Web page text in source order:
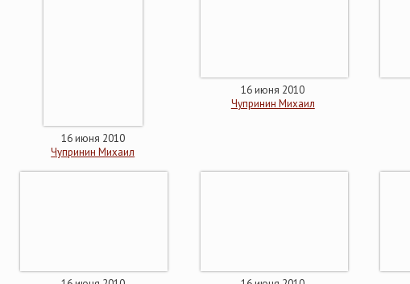
16 июня 2010
Чупринин Михаил
16 июня 2010
Чупринин Михаил